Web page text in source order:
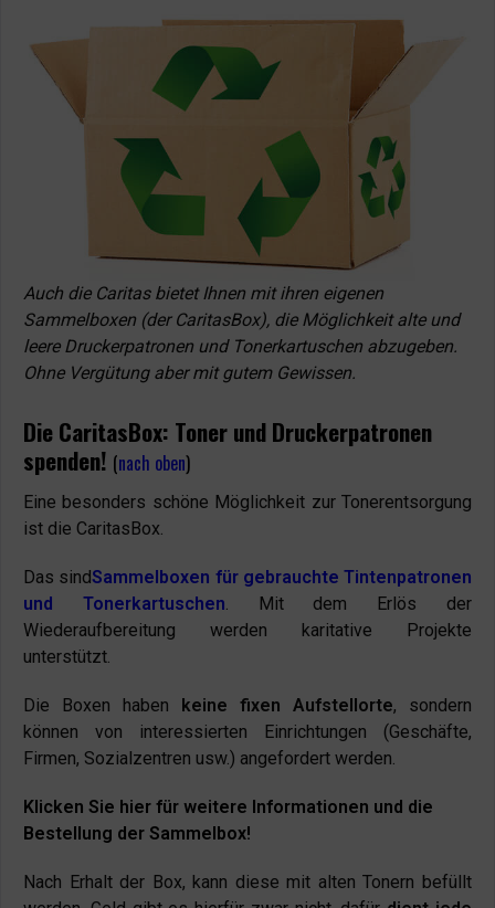
Auch die Caritas bietet Ihnen mit ihren eigenen
Sammelboxen (der CaritasBox), die Möglichkeit alte und
leere Druckerpatronen und Tonerkartuschen abzugeben.
Ohne Vergütung aber mit gutem Gewissen.
Die CaritasBox: Toner und Druckerpatronen
spenden! (nach oben)
Eine besonders schöne Möglichkeit zur Tonerentsorgung
ist die CaritasBox.
Das sindSammelboxen für gebrauchte Tintenpatronen
und Tonerkartuschen. Mit dem Erlös der
Wiederaufbereitung werden karitative Projekte
unterstützt.
Die Boxen haben keine fixen Aufstellorte, sondern
können von interessierten Einrichtungen (Geschäfte,
Firmen, Sozialzentren usw.) angefordert werden.
Klicken Sie hier für weitere Informationen und die
Bestellung der Sammelbox!
Nach Erhalt der Box, kann diese mit alten Tonern befüllt